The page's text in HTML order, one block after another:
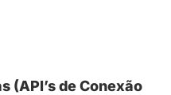
(API’s de Conexão